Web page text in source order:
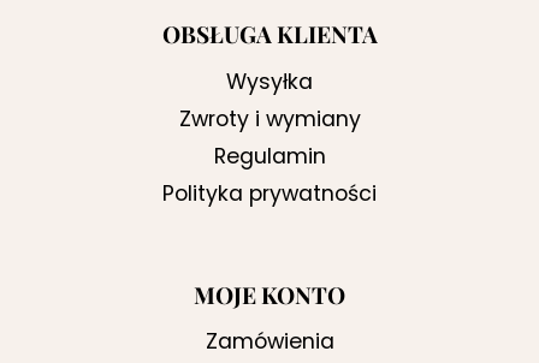
OBSŁUGA KLIENTA
Wysyłka
Zwroty i wymiany
Regulamin
Polityka prywatności
MOJE KONTO
Zamówienia